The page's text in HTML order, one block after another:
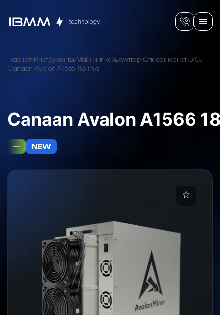
Главная Инструменты Майнинг калькулятор Список монет BTC
Canaan Avalon A1566 185 Th/s
Canaan Avalon A1566
— NEW